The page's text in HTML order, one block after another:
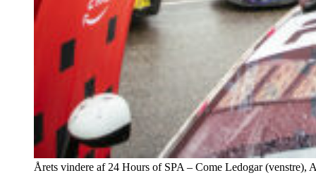
Årets vindere af 24 Hours of SPA – Come Ledogar